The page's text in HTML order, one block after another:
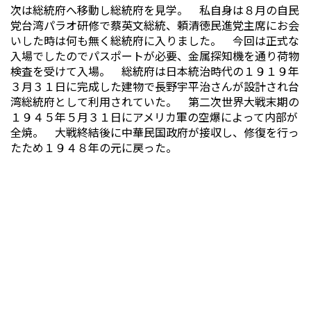
次は総統府へ移動し総統府を見学。 私自身は８月の自民
党台湾パラオ研修で蔡英文総統、頼清徳民進党主席にお会
いした時は何も無く総統府に入りました。 今回は正式な
入場でしたのでパスポートが必要、金属探知機を通り荷物
検査を受けて入場。 総統府は日本統治時代の１９１９年
３月３１日に完成した建物で長野宇平治さんが設計され台
湾総統府として利用されていた。 第二次世界大戦末期の
１９４５年５月３１日にアメリカ軍の空爆によって内部が
全焼。 大戦終結後に中華民国政府が接収し、修復を行っ
たため１９４８年の元に戻った。